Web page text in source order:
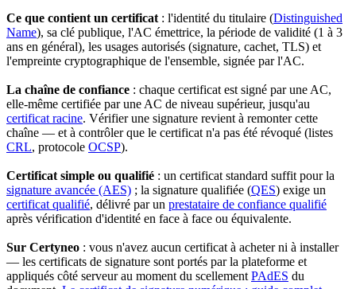
Ce que contient un certificat : l'identité du titulaire (Distinguished
Name), sa clé publique, l'AC émettrice, la période de validité (1 à 3
ans en général), les usages autorisés (signature, cachet, TLS) et
l'empreinte cryptographique de l'ensemble, signée par l'AC.
La chaîne de confiance : chaque certificat est signé par une AC,
elle-même certifiée par une AC de niveau supérieur, jusqu'au
certificat racine. Vérifier une signature revient à remonter cette
chaîne — et à contrôler que le certificat n'a pas été révoqué (listes
CRL, protocole OCSP).
Certificat simple ou qualifié : un certificat standard suffit pour la
signature avancée (AES) ; la signature qualifiée (QES) exige un
certificat qualifié, délivré par un prestataire de confiance qualifié
après vérification d'identité en face à face ou équivalente.
Sur Certyneo : vous n'avez aucun certificat à acheter ni à installer
— les certificats de signature sont portés par la plateforme et
appliqués côté serveur au moment du scellement PAdES du